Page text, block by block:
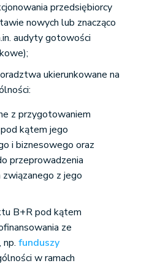
przedsiębiorcy
nowych lub znacząco
audyty gotowości
ukierunkowane na
z przygotowaniem
kątem jego
i biznesowego oraz
przeprowadzenia
z jego
B+R pod kątem
ze
funduszy
w ramach